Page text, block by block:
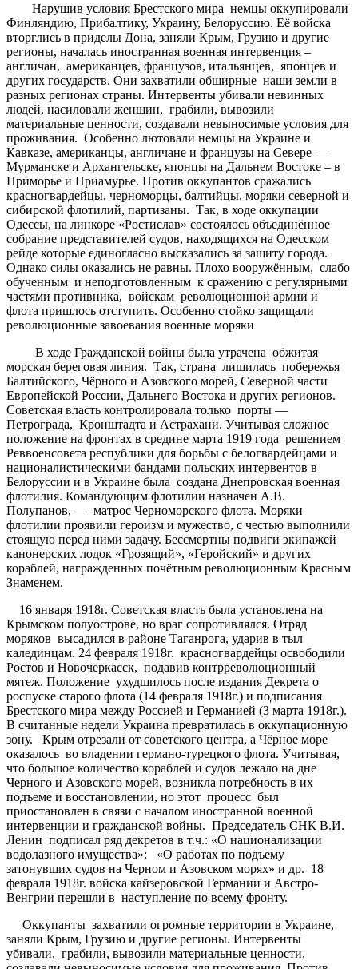
Нарушив условия Брестского мира немцы оккупировали
Финляндию, Прибалтику, Украину, Белоруссию. Её войска
вторглись в приделы Дона, заняли Крым, Грузию и другие
регионы, началась иностранная военная интервенция –
англичан, американцев, французов, итальянцев, японцев и
других государств. Они захватили обширные наши земли в
разных регионах страны. Интервенты убивали невинных
людей, насиловали женщин, грабили, вывозили
материальные ценности, создавали невыносимые условия для
проживания. Особенно лютовали немцы на Украине и
Кавказе, американцы, англичане и французы на Севере —
Мурманске и Архангельске, японцы на Дальнем Востоке – в
Приморье и Приамурье. Против оккупантов сражались
красногвардейцы, черноморцы, балтийцы, моряки северной и
сибирской флотилий, партизаны. Так, в ходе оккупации
Одессы, на линкоре «Ростислав» состоялось объединённое
собрание представителей судов, находящихся на Одесском
рейде которые единогласно высказались за защиту города.
Однако силы оказались не равны. Плохо вооружённым, слабо
обученным и неподготовленным к сражению с регулярными
частями противника, войскам революционной армии и
флота пришлось отступить. Особенно стойко защищали
революционные завоевания военные моряки
В ходе Гражданской войны была утрачена обжитая
морская береговая линия. Так, страна лишилась побережья
Балтийского, Чёрного и Азовского морей, Северной части
Европейской России, Дальнего Востока и других регионов.
Советская власть контролировала только порты —
Петрограда, Кронштадта и Астрахани. Учитывая сложное
положение на фронтах в средине марта 1919 года решением
Реввоенсовета республики для борьбы с белогвардейцами и
националистическими бандами польских интервентов в
Белоруссии и в Украине была создана Днепровская военная
флотилия. Командующим флотилии назначен А.В.
Полупанов, — матрос Черноморского флота. Моряки
флотилии проявили героизм и мужество, с честью выполнили
стоящую перед ними задачу. Бессмертны подвиги экипажей
канонерских лодок «Грозящий», «Геройский» и других
кораблей, награжденных почётным революционным Красным
Знаменем.
16 января 1918г. Советская власть была установлена на
Крымском полуострове, но враг сопротивлялся. Отряд
моряков высадился в районе Таганрога, ударив в тыл
калединцам. 24 февраля 1918г. красногвардейцы освободили
Ростов и Новочеркасск, подавив контрреволюционный
мятеж. Положение ухудшилось после издания Декрета о
роспуске старого флота (14 февраля 1918г.) и подписания
Брестского мира между Россией и Германией (3 марта 1918г.).
В считанные недели Украина превратилась в оккупационную
зону. Крым отрезали от советского центра, а Чёрное море
оказалось во владении германо-турецкого флота. Учитывая,
что большое количество кораблей и судов лежало на дне
Черного и Азовского морей, возникла потребность в их
подъеме и восстановлении, но этот процесс был
приостановлен в связи с началом иностранной военной
интервенции и гражданской войны. Председатель СНК В.И.
Ленин подписал ряд декретов в т.ч.: «О национализации
водолазного имущества»; «О работах по подъему
затонувших судов на Черном и Азовском морях» и др. 18
февраля 1918г. войска кайзеровской Германии и Австро-
Венгрии перешли в наступление по всему фронту.
Оккупанты захватили огромные территории в Украине,
заняли Крым, Грузию и другие регионы. Интервенты
убивали, грабили, вывозили материальные ценности,